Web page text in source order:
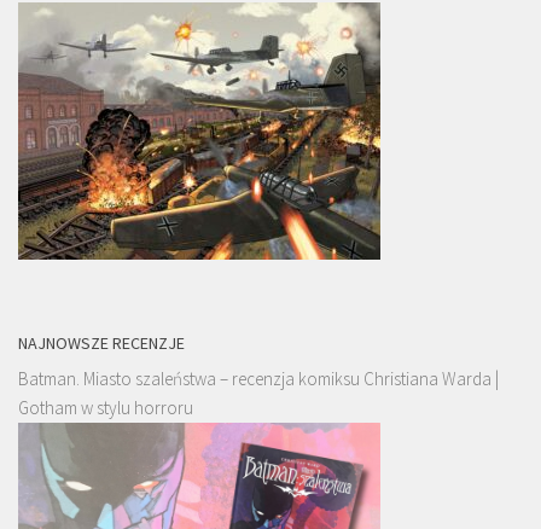
NAJNOWSZE RECENZJE
Batman. Miasto szaleństwa – recenzja komiksu Christiana Warda |
Gotham w stylu horroru